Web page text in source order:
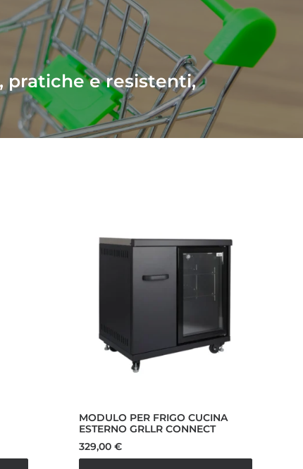
pratiche e resistenti,
MODULO PER FRIGO CUCINA
ESTERNO GRLLR CONNECT
329,00 €